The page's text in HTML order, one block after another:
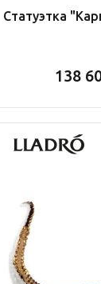
Статуэтка
138